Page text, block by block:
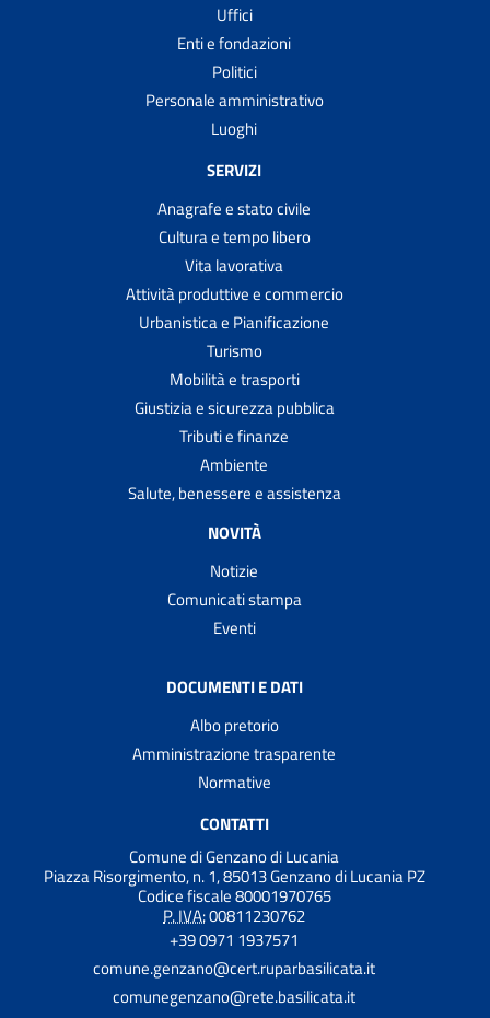
Uffici
Enti e fondazioni
Politici
Personale amministrativo
Luoghi
SERVIZI
Anagrafe e stato civile
Cultura e tempo libero
Vita lavorativa
Attività produttive e commercio
Urbanistica e Pianificazione
Turismo
Mobilità e trasporti
Giustizia e sicurezza pubblica
Tributi e finanze
Ambiente
Salute, benessere e assistenza
NOVITÀ
Notizie
Comunicati stampa
Eventi
DOCUMENTI E DATI
Albo pretorio
Amministrazione trasparente
Normative
CONTATTI
Comune di Genzano di Lucania
Piazza Risorgimento, n. 1, 85013 Genzano di Lucania PZ
Codice fiscale 80001970765
P. IVA:00811230762
+39 0971 1937571
comune.genzano@cert.ruparbasilicata.it
comunegenzano@rete.basilicata.it